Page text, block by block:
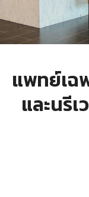
แพทย์เฉ
และนรี